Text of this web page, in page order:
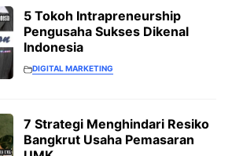
5 Tokoh Intrapreneurship
Pengusaha Sukses Dikenal
Indonesia
DIGITAL MARKETING
7 Strategi Menghindari Resiko
Bangkrut Usaha Pemasaran